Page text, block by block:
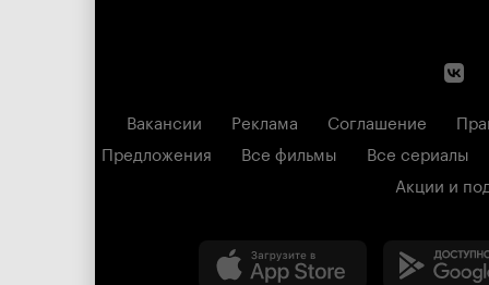
Вакансии Реклама Соглашение
Предложения
Все фильмы
Все сериалы
Акции и